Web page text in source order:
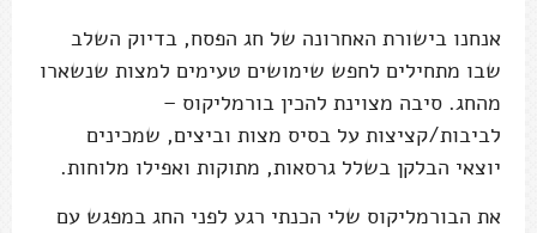
אנחנו בישורת האחרונה של חג הפסח, בדיוק השלב
שבו מתחילים לחפש שימושים טעימים למצות שנשארו
מהחג. סיבה מצוינת להכין בורמליקוס –
לביבות/קציצות על בסיס מצות וביצים, שמכינים
יוצאי הבלקן בשלל גרסאות, מתוקות ואפילו מלוחות.
את הבורמליקוס שלי הכנתי רגע לפני החג במפגש עם